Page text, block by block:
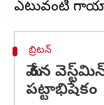
బ్రిటన్
మే 6న
పట్టాభిషేకం